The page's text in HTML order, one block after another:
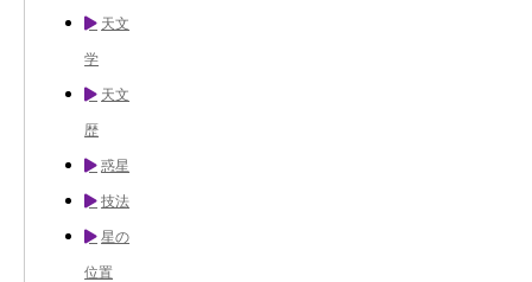
天文
学
天文
歴
惑星
技法
星の
位置